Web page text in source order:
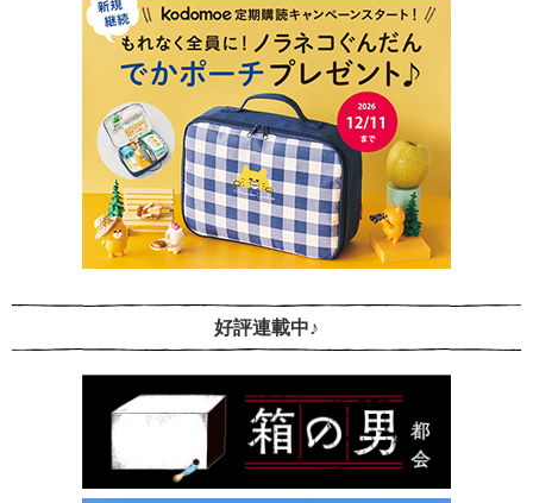
好評連載中♪